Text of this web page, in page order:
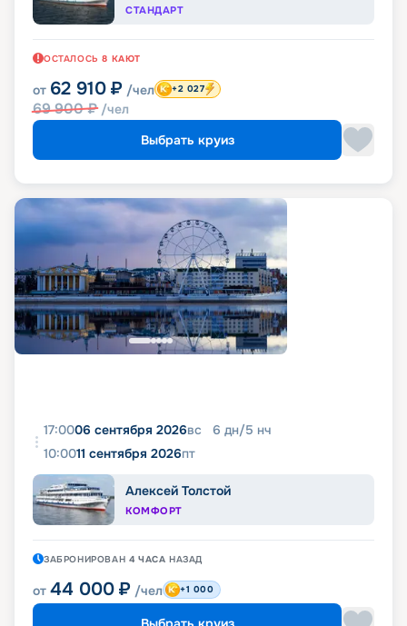
СТАНДАРТ
ОСТАЛОСЬ 8 КАЮТ
от 62 910 ₽ /чел
69 900₽ /чел
+2 027
Выбрать круиз
17:0006 сентября 2026вс 6 дн/5 нч
10:0011 сентября 2026пт
Алексей Толстой
КОМФОРТ
ЗАБРОНИРОВАН 4 ЧАСА НАЗАД
от 44 000 ₽ /чел +1 000